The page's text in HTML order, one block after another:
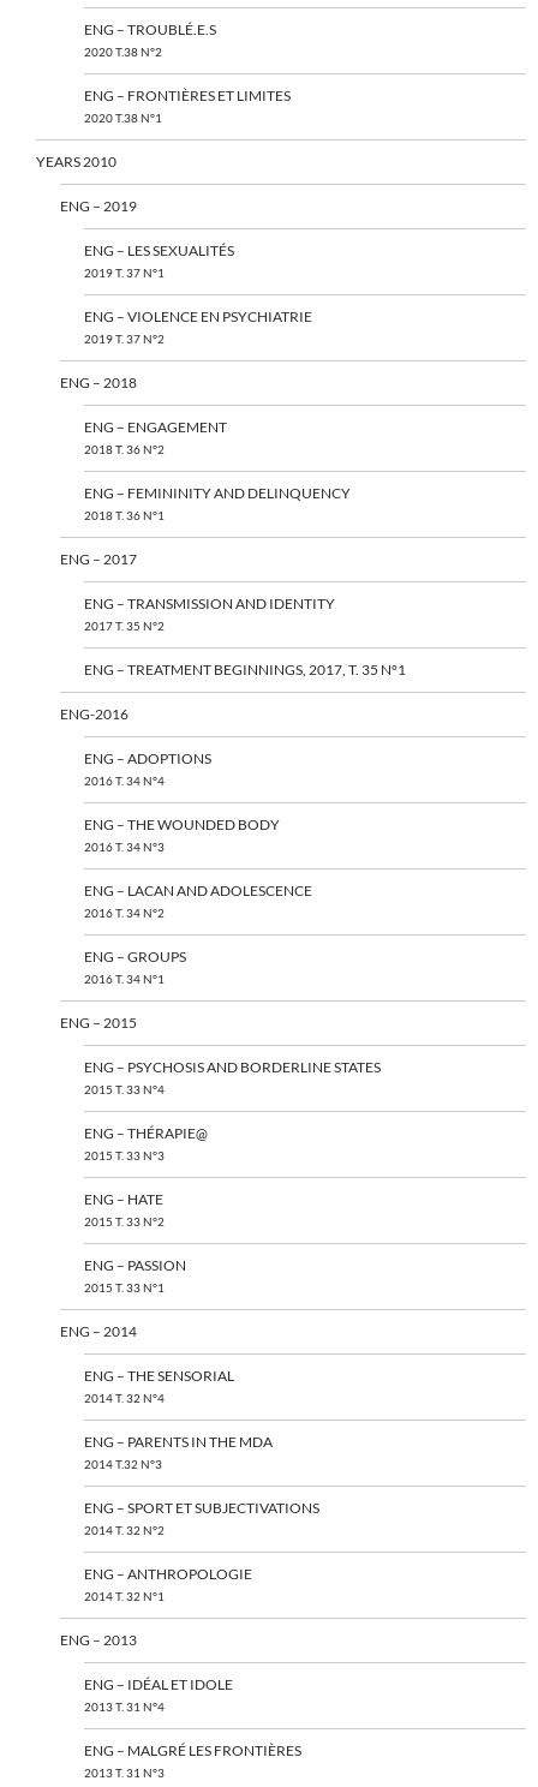
ENG – TROUBLÉ.E.S
2020 T.38 N°2
ENG – FRONTIÈRES ET LIMITES
2020 T.38 N°1
YEARS 2010
ENG – 2019
ENG – LES SEXUALITÉS
2019 T. 37 N°1
ENG – VIOLENCE EN PSYCHIATRIE
2019 T. 37 N°2
ENG – 2018
ENG – ENGAGEMENT
2018 T. 36 N°2
ENG – FEMININITY AND DELINQUENCY
2018 T. 36 N°1
ENG – 2017
ENG – TRANSMISSION AND IDENTITY
2017 T. 35 N°2
ENG – TREATMENT BEGINNINGS, 2017, T. 35 N°1
ENG-2016
ENG – ADOPTIONS
2016 T. 34 N°4
ENG – THE WOUNDED BODY
2016 T. 34 N°3
ENG – LACAN AND ADOLESCENCE
2016 T. 34 N°2
ENG – GROUPS
2016 T. 34 N°1
ENG – 2015
ENG – PSYCHOSIS AND BORDERLINE STATES
2015 T. 33 N°4
ENG – THÉRAPIE@
2015 T. 33 N°3
ENG – HATE
2015 T. 33 N°2
ENG – PASSION
2015 T. 33 N°1
ENG – 2014
ENG – THE SENSORIAL
2014 T. 32 N°4
ENG – PARENTS IN THE MDA
2014 T.32 N°3
ENG – SPORT ET SUBJECTIVATIONS
2014 T. 32 N°2
ENG – ANTHROPOLOGIE
2014 T. 32 N°1
ENG – 2013
ENG – IDÉAL ET IDOLE
2013 T. 31 N°4
ENG – MALGRÉ LES FRONTIÈRES
2013 T. 31 N°3